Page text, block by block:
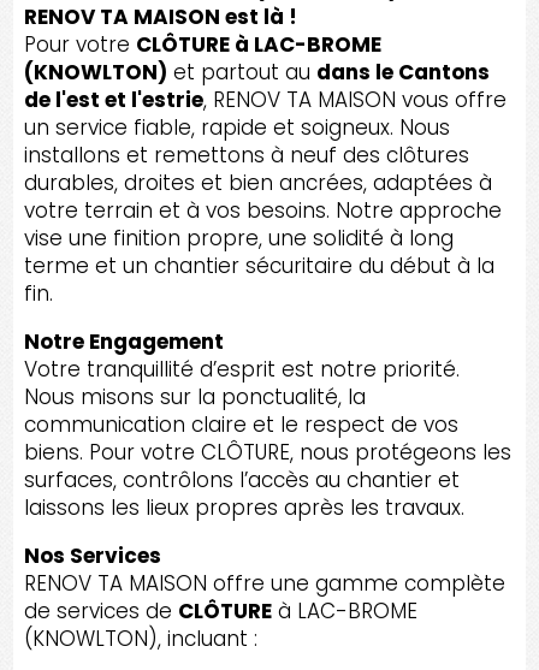
RENOV TA MAISON est là !
Pour votre CLÔTURE à LAC-BROME
(KNOWLTON) et partout au dans le Cantons
de l'est et l'estrie, RENOV TA MAISON vous offre
un service fiable, rapide et soigneux. Nous
installons et remettons à neuf des clôtures
durables, droites et bien ancrées, adaptées à
votre terrain et à vos besoins. Notre approche
vise une finition propre, une solidité à long
terme et un chantier sécuritaire du début à la
fin.
Notre Engagement
Votre tranquillité d’esprit est notre priorité.
Nous misons sur la ponctualité, la
communication claire et le respect de vos
biens. Pour votre CLÔTURE, nous protégeons les
surfaces, contrôlons l’accès au chantier et
laissons les lieux propres après les travaux.
Nos Services
RENOV TA MAISON offre une gamme complète
de services de CLÔTUREà LAC-BROME
(KNOWLTON), incluant :